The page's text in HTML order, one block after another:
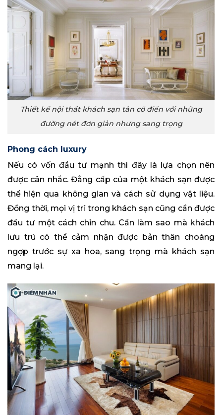
Thiết kế nội thất khách sạn tân cổ điển với những
đường nét đơn giản nhưng sang trọng
Phong cách luxury
Nếu có vốn đầu tư mạnh thì đây là lựa chọn nên
được cân nhắc. Đẳng cấp của một khách sạn được
thể hiện qua không gian và cách sử dụng vật liệu.
Đồng thời, mọi vị trí trong khách sạn cũng cần được
đầu tư một cách chỉn chu. Cần làm sao mà khách
lưu trú có thể cảm nhận được bản thân choáng
ngợp trước sự xa hoa, sang trọng mà khách sạn
mang lại.